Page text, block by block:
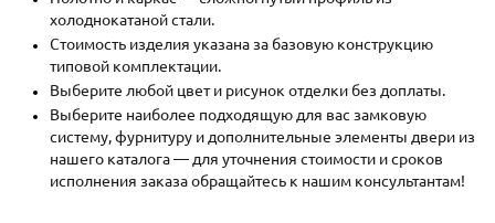
INFO@META-M.RU
ЗАПРОСИТЬ РАСЧЕТ
Каталог Распродажа Как купить
Записаться на замер
холоднокатаной стали.
Стоимость изделия указана за базовую конструкцию
типовой комплектации.
Выберите любой цвет и рисунок отделки без доплаты.
Выберите наиболее подходящую для вас замковую
систему, фурнитуру и дополнительные элементы двери из
нашего каталога — для уточнения стоимости и сроков
исполнения заказа обращайтесь к нашим консультантам!